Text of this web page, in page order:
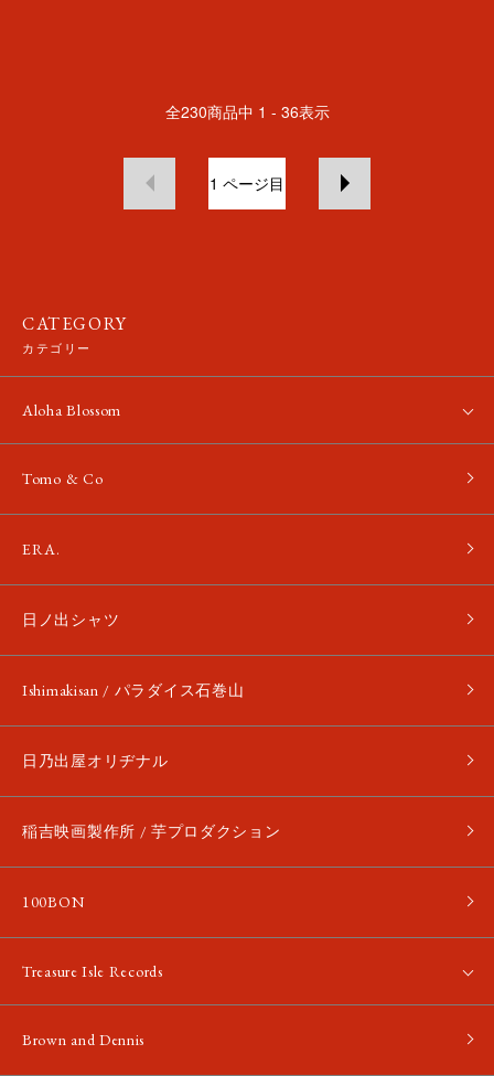
全230商品中 1 - 36表示
1 ページ目
CATEGORY
カテゴリー
Aloha Blossom
Tomo & Co
ERA.
日ノ出シャツ
Ishimakisan / パラダイス石巻山
日乃出屋オリヂナル
稲吉映画製作所 / 芋プロダクション
100BON
Treasure Isle Records
Brown and Dennis